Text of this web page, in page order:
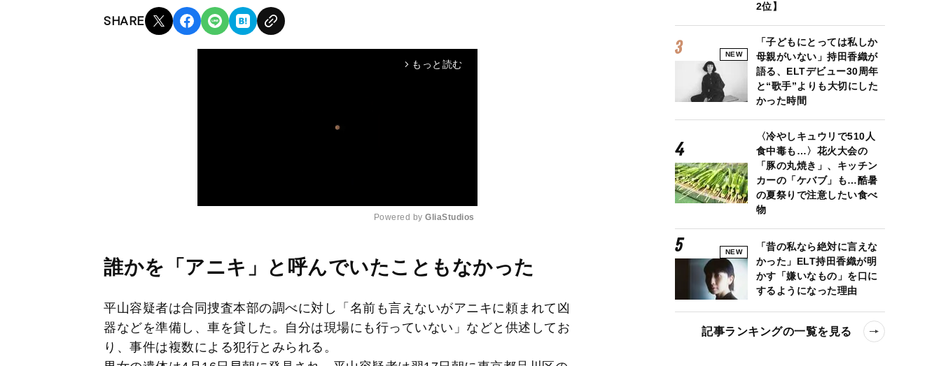
SHARE
arrow_forward_ios もっと読む
u
e
Powered by GliaStudios
誰かを「アニキ」と呼んでいたこともなかった
平山容疑者は合同捜査本部の調べに対し「名前も言えないがアニキに頼まれて凶
器などを準備し、車を貸した。自分は現場にも行っていない」などと供述してお
り、事件は複数による犯行とみられる。
2位】
NEW
「子どもにとっては私しか
母親がいない」持田香織が
語る、ELTデビュー30周年
と“歌手”よりも大切にした
かった時間
〈冷やしキュウリで510人
食中毒も…〉花火大会の
「豚の丸焼き」、キッチン
カーの「ケバブ」も…酷暑
の夏祭りで注意したい食べ
物
NEW
「昔の私なら絶対に言えな
かった」ELT持田香織が明
かす「嫌いなもの」を口に
するようになった理由
記事ランキングの一覧を見る